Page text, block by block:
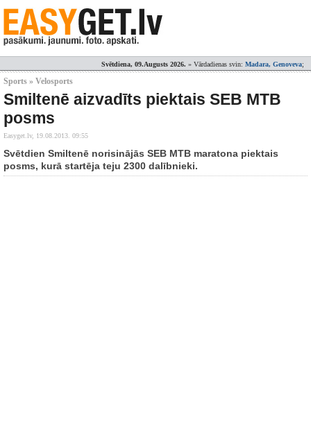
Svētdiena, 09.Augusts 2026. » Vārdadienas svin: Madara, Genoveva;
Sports » Velosports
Smiltenē aizvadīts piektais SEB MTB
posms
Easyget.lv, 19.08.2013. 09:55
Svētdien Smiltenē norisinājās SEB MTB maratona piektais
posms, kurā startēja teju 2300 dalībnieki.